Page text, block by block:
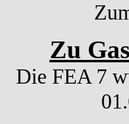
Zu
Die FEA 7